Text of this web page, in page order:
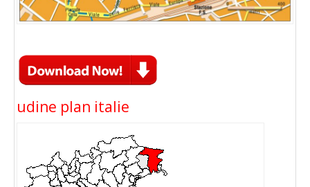
udine plan italie